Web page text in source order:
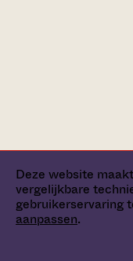
Deze website
vergelijkbare
gebruikerservaring
aanpassen.